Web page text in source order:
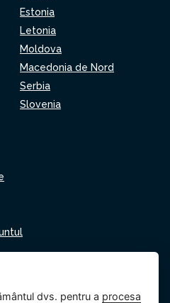
Estonia
Letonia
Moldova
Macedonia de Nord
Serbia
Slovenia
dvs. pentru a procesa